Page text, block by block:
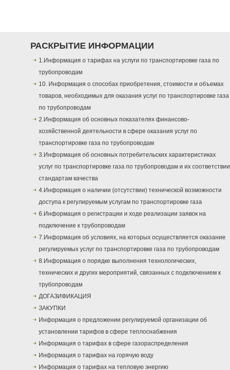
РАСКРЫТИЕ ИНФОРМАЦИИ
1.Информация о тарифах на услуги по транспортировке газа по
трубопроводам
10. Информация о способах приобретения, стоимости и объемах
товаров, необходимых для оказания услуг по транспортировке газа
по трубопроводам
2.Информация об основных показателях финансово-
хозяйственной деятельности в сфере оказания услуг по
транспортировке газа по трубопроводам
3.Информация об основных потребительских характеристиках
услуг по транспортировке газа по трубопроводам и их соответствии
стандартам качества
4.Информация о наличии (отсутствии) технической возможности
доступа к регулируемым услугам по транспортировке газа
6.Информация о регистрации и ходе реализации заявок на
подключение к трубопроводам
7.Информация об условиях, на которых осуществляется оказание
регулируемых услуг по транспортировке газа по трубопроводам
8.Информация о порядке выполнения технологических,
технических и других мероприятий, связанных с подключением к
трубопроводам
ДОГАЗИФИКАЦИЯ
ЗАКУПКИ
Информация о предложении регулируемой организации об
установлении тарифов в сфере теплоснабжения
Информация о тарифах в сфере газораспределения
Информация о тарифах на горячую воду
Информация о тарифах на тепловую энергию